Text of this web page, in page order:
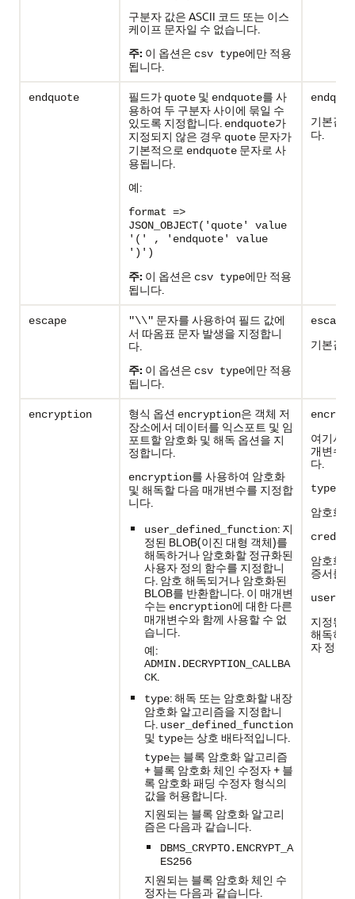
구분자 값은 ASCII 코드 또는 이스
케이프 문자일 수 없습니다.
주: 이 옵션은 csv type에만 적용
됩니다.
endquote 필드가 quote 및 endquote를 사
용하여 두 구분자 사이에 묶일 수
있도록 지정합니다. endquote가
지정되지 않은 경우 quote 문자가
기본적으로 endquote 문자로 사
용됩니다.
예:
format =>
JSON_OBJECT('quote' value
'(' , 'endquote' value
')')
주: 이 옵션은 csv type에만 적용
됩니다.
기본값:
다.
escape "\\" 문자를 사용하여 필드 값에
서 따옴표 문자 발생을 지정합니
다.
주: 이 옵션은 csv type에만 적용
됩니다.
escape
기본값:
encryption 형식 옵션 encryption은 객체 저
장소에서 데이터를 익스포트 및 임
포트할 암호화 및 해독 옵션을 지
정합니다.
encryption를 사용하여 암호화
및 해독할 다음 매개변수를 지정합
니다.
user_defined_function: 지
정된 BLOB(이진 대형 객체)를
해독하거나 암호화할 정규화된
사용자 정의 함수를 지정합니
다. 암호 해독되거나 암호화된
BLOB를 반환합니다. 이 매개변
수는 encryption에 대한 다른
매개변수와 함께 사용할 수 없
습니다.
예:
ADMIN.DECRYPTION_CALLBA
CK.
type: 해독 또는 암호화할 내장
암호화 알고리즘을 지정합니
다. user_defined_function
및 type는 상호 배타적입니다.
type는 블록 암호화 알고리즘
+ 블록 암호화 체인 수정자 + 블
록 암호화 패딩 수정자 형식의
값을 허용합니다.
지원되는 블록 암호화 알고리
즘은 다음과 같습니다.
DBMS_CRYPTO.ENCRYPT_A
ES256
지원되는 블록 암호화 체인 수
정자는 다음과 같습니다.
여기서
개변수
다.
type
암호화
암호화
증서를
지정된
해독하
자 정의